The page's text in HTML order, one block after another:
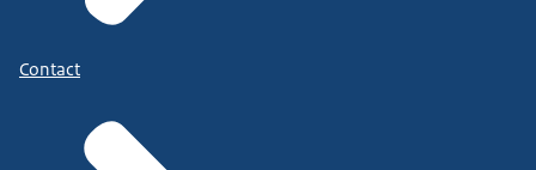
Contact